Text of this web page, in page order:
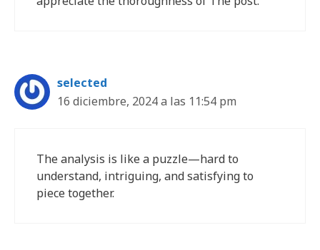
selected
16 diciembre, 2024 a las 11:54 pm
The analysis is like a puzzle—hard to
understand, intriguing, and satisfying to
piece together.